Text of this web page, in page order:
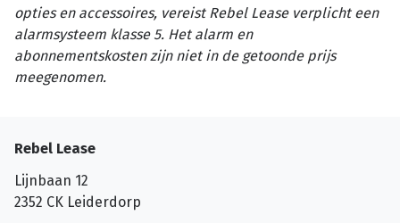
opties en accessoires, vereist Rebel Lease verplicht een
alarmsysteem klasse 5. Het alarm en
abonnementskosten zijn niet in de getoonde prijs
meegenomen.
Rebel Lease
Lijnbaan 12
2352 CK Leiderdorp